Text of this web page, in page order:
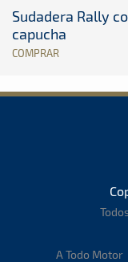
Sudadera Rally
capucha
COMPRAR
A Todo Motor